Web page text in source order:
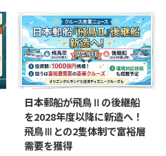
日本郵船が飛鳥Ⅱの後継船
を2028年度以降に新造へ！
飛鳥Ⅲとの2隻体制で富裕層
需要を獲得